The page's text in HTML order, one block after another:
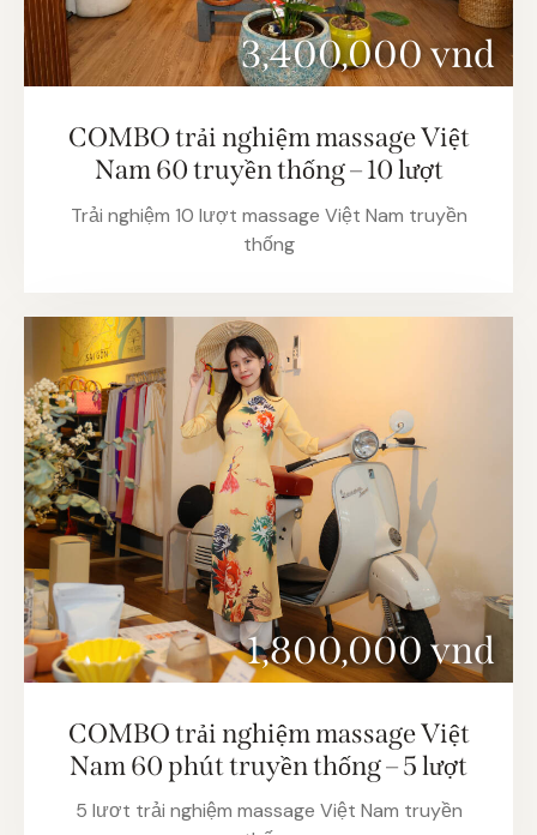
3,400,000 vnd
COMBO trải nghiệm massage Việt
Nam 60 truyền thống – 10 lượt
Trải nghiệm 10 lượt massage Việt Nam truyền
thống
1,800,000 vnd
COMBO trải nghiệm massage Việt
Nam 60 phút truyền thống – 5 lượt
5 lươt trải nghiệm massage Việt Nam truyền